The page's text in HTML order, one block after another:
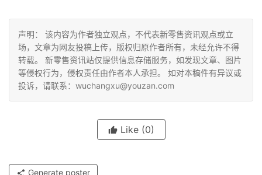
声明： 该内容为作者独立观点，不代表新零售资讯观点或立
场，文章为网友投稿上传，版权归原作者所有，未经允许不得
转载。 新零售资讯站仅提供信息存储服务，如发现文章、图片
等侵权行为，侵权责任由作者本人承担。 如对本稿件有异议或
投诉，请联系：wuchangxu@youzan.com
Like (0)
Generate poster